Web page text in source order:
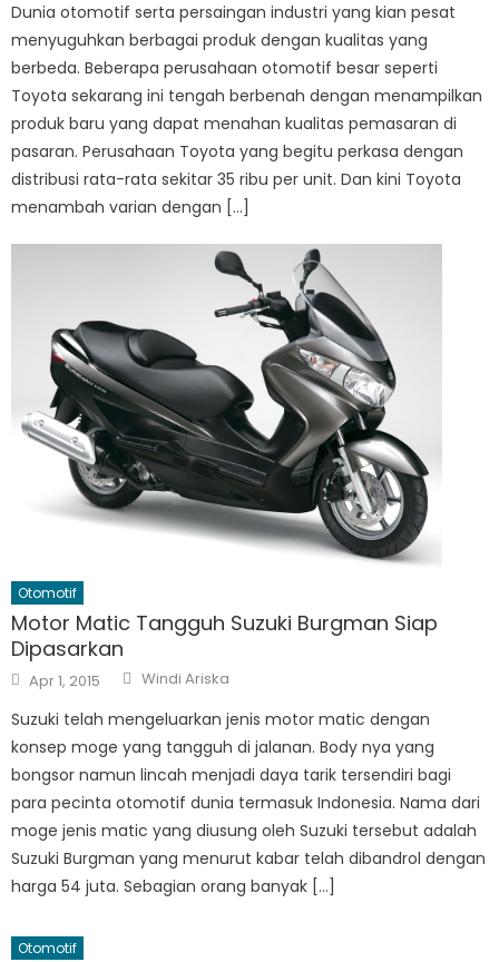
Dunia otomotif serta persaingan industri yang kian pesat
menyuguhkan berbagai produk dengan kualitas yang
berbeda. Beberapa perusahaan otomotif besar seperti
Toyota sekarang ini tengah berbenah dengan menampilkan
produk baru yang dapat menahan kualitas pemasaran di
pasaran. Perusahaan Toyota yang begitu perkasa dengan
distribusi rata-rata sekitar 35 ribu per unit. Dan kini Toyota
menambah varian dengan […]
Otomotif
Motor Matic Tangguh Suzuki Burgman Siap
Dipasarkan
Posted
on
Apr 1, 2015 Author
Windi Ariska
Suzuki telah mengeluarkan jenis motor matic dengan
konsep moge yang tangguh di jalanan. Body nya yang
bongsor namun lincah menjadi daya tarik tersendiri bagi
para pecinta otomotif dunia termasuk Indonesia. Nama dari
moge jenis matic yang diusung oleh Suzuki tersebut adalah
Suzuki Burgman yang menurut kabar telah dibandrol dengan
harga 54 juta. Sebagian orang banyak […]
Otomotif